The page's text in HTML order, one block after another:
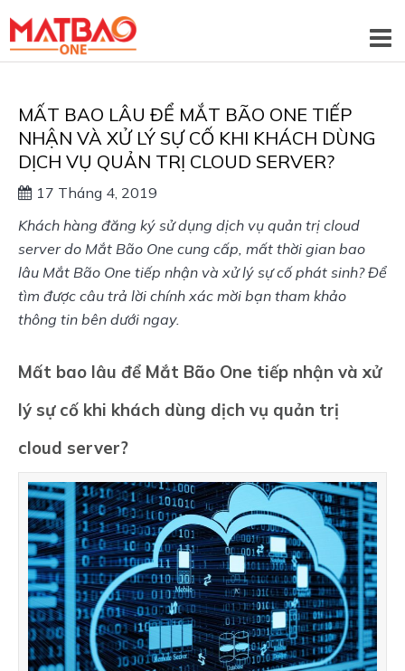
MẤT BAO LÂU ĐỂ MẮT BÃO ONE TIẾP
NHẬN VÀ XỬ LÝ SỰ CỐ KHI KHÁCH DÙNG
DỊCH VỤ QUẢN TRỊ CLOUD SERVER?
17 Tháng 4, 2019
Khách hàng đăng ký sử dụng dịch vụ quản trị cloud
server do Mắt Bão One cung cấp, mất thời gian bao
lâu Mắt Bão One tiếp nhận và xử lý sự cố phát sinh? Để
tìm được câu trả lời chính xác mời bạn tham khảo
thông tin bên dưới ngay.
Mất bao lâu để Mắt Bão One tiếp nhận và xử
lý sự cố khi khách dùng dịch vụ quản trị
cloud server?